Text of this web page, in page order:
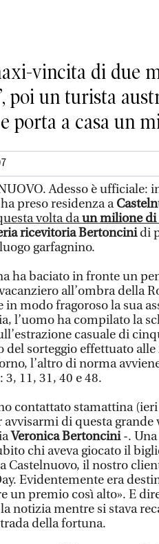
vincita di due
poi un turista
porta a casa un
Adesso è ufficiale:
preso residenza a
volta daun milione di
ricevitoria Bertoncinidi
garfagnino.
ha baciato in fronte un
all’ombra della
in modo fragoroso la sua
l’uomo ha compilato la
casuale di
del sorteggio effettuato
l’altro di norma
3, 11, 31, 40 e 48.
contattato stamattina (ieri
avvisarmi di questa
Veronica Bertoncini-. Una
chi aveva giocato il
Castelnuovo, il nostro
Evidentemente era
un premio così alto». E
notizia mentre si stava
della fortuna.